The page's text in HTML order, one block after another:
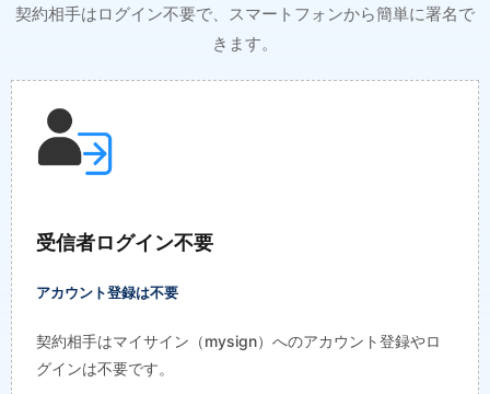
契約相手はログイン不要で、スマートフォンから簡単に署名で
きます。
受信者ログイン不要
アカウント登録は不要
契約相手はマイサイン（mysign）へのアカウント登録やロ
グインは不要です。